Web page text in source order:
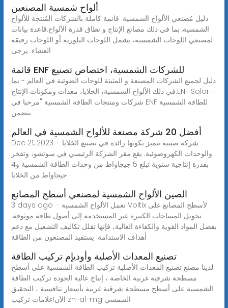
ألواح شمسية المصنعين
دليل مُصنعي الألواح الشمسية. قائمة كاملة بالشركات المُنتجة للألواح
الشمسية, بما في ذلك مصانع الإنتاج و نطاق قدرة الألواح.قاعدة بيانات
لمصنعي اللوحات الشمسية، يشمل اللوحات البلورية أو اللوحات رقيقة
الغشاء. يرجى
قائمة ENF للشركات الشمسية، اختصاص تصنيع
دليل لجميع الشركات المصنعة و المثبتة للوحات الضوئية في العالم - بما
في ذلك الألواح الشمسية، الخلايا، معدات ومكونات الإنتاج.ENF Solar –
شركات ومنتجات الطاقة الشمسية "مرحبا في ENF للطاقة الشمسية
يتضمن
أفضل 20 شركة مصنعة للألواح الشمسية في العالم
Dec 21, 2023 · شركة صينية تتميز بكونها رائدة في تصنيع الخلايا
والوحدات الكهروضوئية. يقع مقر الشركة الرئيسي في سوتشو، وتفخر
بقدرة إنتاجية سنوية تبلغ 5 جيجاواط من وحدات الطاقة الشمسية و4
جيجاواط من الخلايا.
الصين الألواح الشمسية لمصنعي أسطح المصانع
3 days ago · تعمل الألواح الشمسية Voltix لأسطح المصانع على
تحويل المساحات الكبيرة غير المستخدمة إلى أصول طاقة موثوقة.
بفضل المواد القوية والكفاءة العالية، فإنها تقلل تكاليف التشغيل مع دعم
أهداف الاستدامة. يستفيد المصنعون من الطاقة
تصنيع المعدات الأصلية وأوديإم تركيب الطاقة
لدينا مصنع تصنيع المعدات الأصلية تركيب الطاقة الشمسية على أسطح
مسطحة شرقية غربية الخاصة ، إنتاج عالية الجودة تركيب الطاقة
الشمسية على أسطح مسطحة شرقية غربية بأسعار تنافسية ، التحقيق
الآن!علامات تركيب zn-al-mg الشمسي